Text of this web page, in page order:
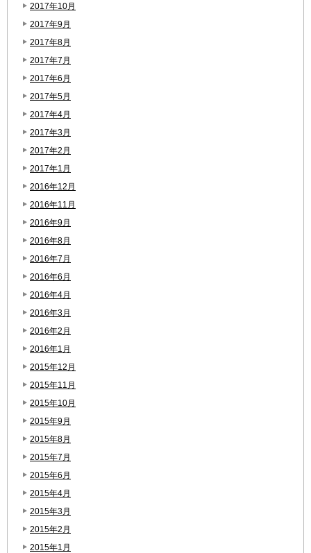
2017年10月
2017年9月
2017年8月
2017年7月
2017年6月
2017年5月
2017年4月
2017年3月
2017年2月
2017年1月
2016年12月
2016年11月
2016年9月
2016年8月
2016年7月
2016年6月
2016年4月
2016年3月
2016年2月
2016年1月
2015年12月
2015年11月
2015年10月
2015年9月
2015年8月
2015年7月
2015年6月
2015年4月
2015年3月
2015年2月
2015年1月